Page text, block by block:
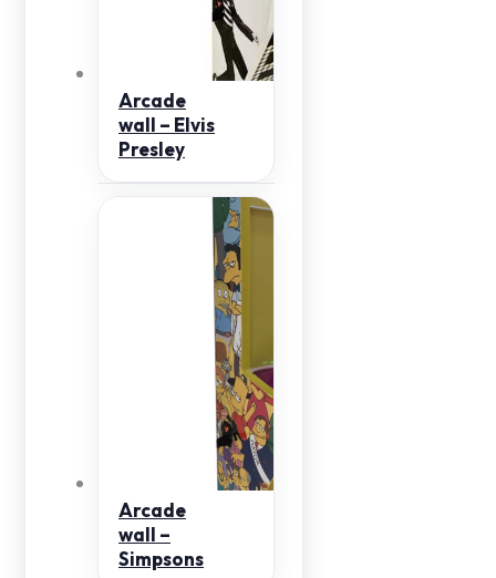
Arcade
wall – Elvis
Presley
Arcade
wall –
Simpsons